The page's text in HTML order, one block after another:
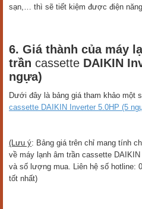
sạn,… thì sẽ tiết kiệm được điện
6. Giá thành của máy
trần cassette DAIKIN
ngựa)
Dưới đây là bảng giá tham khảo một
cassette DAIKIN
Inverter 5.0HP (5
(Lưu ý: Bảng giá trên chỉ mang tính
về máy lạnh âm trần cassette
và số lượng mua. Liên hệ số hotline:
tốt nhất)